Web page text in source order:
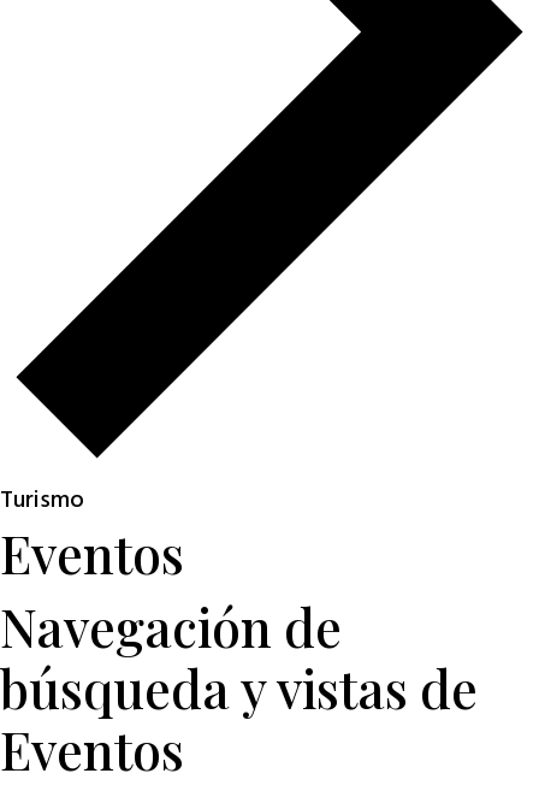
Turismo
Eventos
Navegación de
búsqueda y vistas de
Eventos